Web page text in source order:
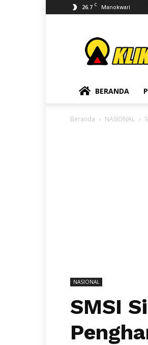
26.7 C Manokwari
BERANDA
Beranda NASIONAL
NASIONAL
SMSI